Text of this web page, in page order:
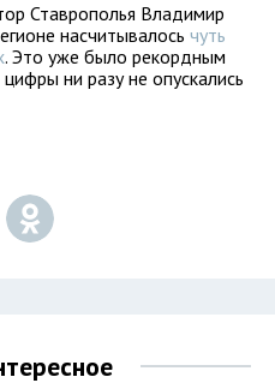
Ставрополья Владимир
насчитывалось чуть
. Это уже было рекордным
ни разу не опускались